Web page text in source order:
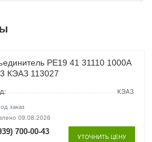
РЕ19 41 31110 1000А
КЭАЗ 113027
КЭАЗ
заказ
09.08.2026
700-00-43
УТОЧНИТЬ ЦЕНУ